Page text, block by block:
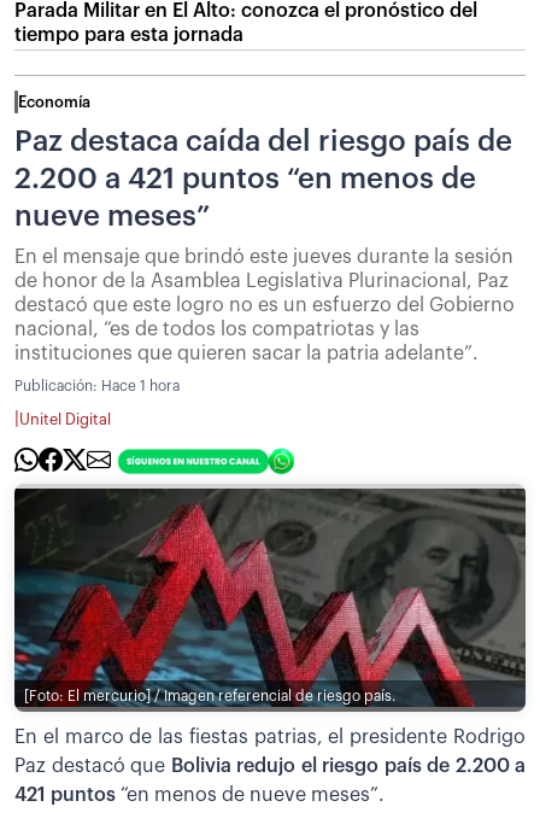
Parada Militar en El Alto: conozca el pronóstico del
tiempo para esta jornada
Economía
Paz destaca caída del riesgo país de
2.200 a 421 puntos “en menos de
nueve meses”
En el mensaje que brindó este jueves durante la sesión
de honor de la Asamblea Legislativa Plurinacional, Paz
destacó que este logro no es un esfuerzo del Gobierno
nacional, “es de todos los compatriotas y las
instituciones que quieren sacar la patria adelante”.
Publicación: Hace 1 hora
Unitel Digital
[Foto: El mercurio] / Imagen referencial de riesgo país.
En el marco de las fiestas patrias, el presidente Rodrigo
Paz destacó que Bolivia redujo el riesgo país de 2.200 a
421 puntos “en menos de nueve meses”.